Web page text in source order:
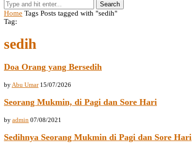
Search
Home Tags Posts tagged with "sedih"
Tag:
sedih
Doa Orang yang Bersedih
by Abu Umar 15/07/2026
Seorang Mukmin, di Pagi dan Sore Hari
by admin 07/08/2021
Sedihnya Seorang Mukmin di Pagi dan Sore Hari